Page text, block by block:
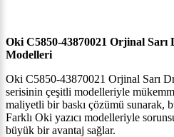
Oki C5850-43870021 Orjinal Sarı
Modelleri
Oki C5850-43870021 Orjinal Sarı
serisinin çeşitli modelleriyle
maliyetli bir baskı çözümü sunarak,
Farklı Oki yazıcı modelleriyle
büyük bir avantaj sağlar.